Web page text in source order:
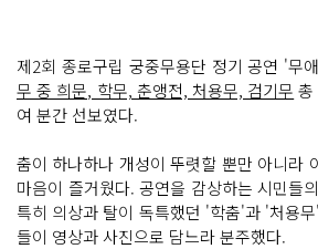
제2회 종로구립 궁중무용단 정기 공연 '무
무 중 희문, 학무, 춘앵전, 처용무, 검기무 총
여 분간 선보였다.
춤이 하나하나 개성이 뚜렷할 뿐만 아니라
마음이 즐거웠다. 공연을 감상하는 시민들
특히 의상과 탈이 독특했던 '학춤'과 '처용
들이 영상과 사진으로 담느라 분주했다.